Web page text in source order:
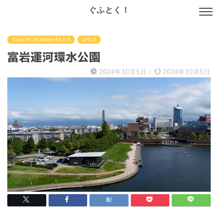
ぐふとく！
Sony FE 28-60mm F4-5.6 α7C II
富岩運河環水公園
2024年10月5日 / 2024年10月5日